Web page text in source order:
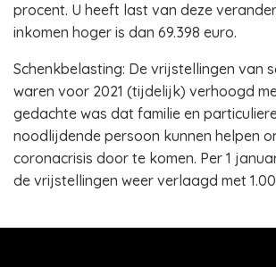
procent. U heeft last van deze
inkomen hoger is dan 69.398 euro.
Schenkbelasting: De vrijstellingen van
waren voor 2021 (tijdelijk) verhoogd
gedachte was dat familie en
noodlijdende persoon kunnen helpen
coronacrisis door te komen. Per 1
de vrijstellingen weer verlaagd met